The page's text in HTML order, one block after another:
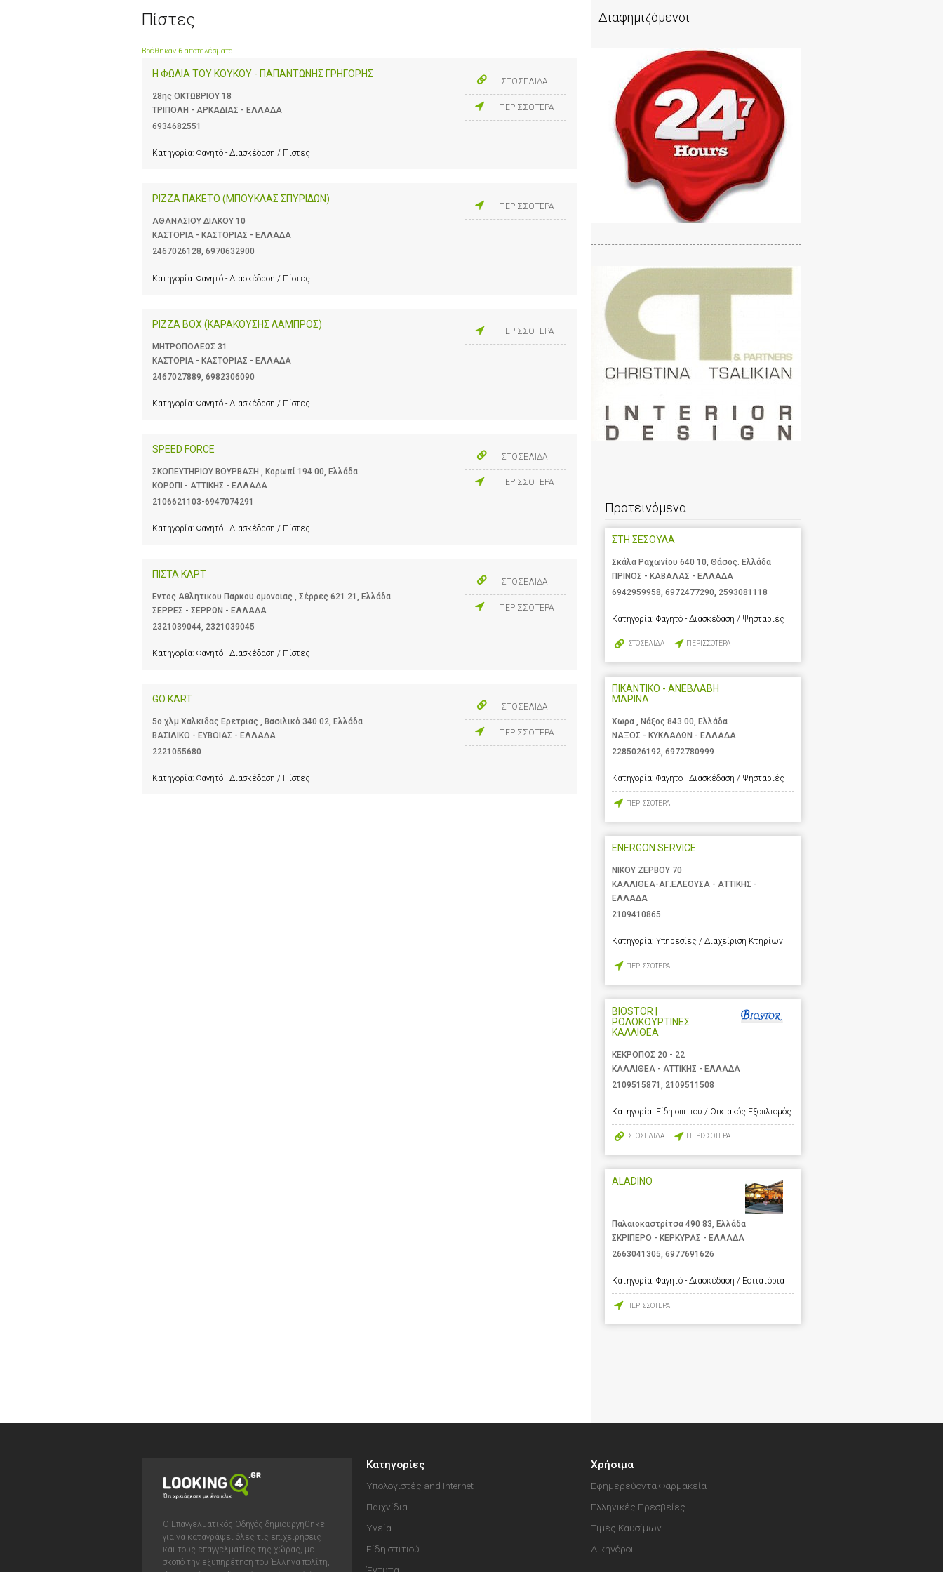
Πίστες
Βρέθηκαν 6 αποτελέσματα
Η ΦΩΛΙΑ ΤΟΥ ΚΟΥΚΟΥ - ΠΑΠΑΝΤΩΝΗΣ ΓΡΗΓΟΡΗΣ
28ης ΟΚΤΩΒΡΙΟΥ 18
ΤΡΙΠΟΛΗ - ΑΡΚΑΔΙΑΣ - ΕΛΛΑΔΑ
6934682551
Κατηγορία: Φαγητό - Διασκέδαση / Πίστες
ΙΣΤΟΣΕΛΙΔΑ
ΠΕΡΙΣΣΟΤΕΡΑ
PIZZA ΠΑΚΕΤΟ (ΜΠΟΥΚΛΑΣ ΣΠΥΡΙΔΩΝ)
ΑΘΑΝΑΣΙΟΥ ΔΙΑΚΟΥ 10
ΚΑΣΤΟΡΙΑ - ΚΑΣΤΟΡΙΑΣ - ΕΛΛΑΔΑ
2467026128, 6970632900
Κατηγορία: Φαγητό - Διασκέδαση / Πίστες
ΠΕΡΙΣΣΟΤΕΡΑ
PIZZA BOX (ΚΑΡΑΚΟΥΣΗΣ ΛΑΜΠΡΟΣ)
ΜΗΤΡΟΠΟΛΕΩΣ 31
ΚΑΣΤΟΡΙΑ - ΚΑΣΤΟΡΙΑΣ - ΕΛΛΑΔΑ
2467027889 6982306090
Κατηγορία: Φαγητό - Διασκέδαση / Πίστες
ΠΕΡΙΣΣΟΤΕΡΑ
SPEED FORCE
ΣΚΟΠΕΥΤΗΡΙΟΥ ΒΟΥΡΒΑΣΗ , Κορωπί 194 00, Ελλάδα
ΚΟΡΩΠΙ - ΑΤΤΙΚΗΣ - ΕΛΛΑΔΑ
2106621103-6947074291
Κατηγορία: Φαγητό - Διασκέδαση / Πίστες
ΙΣΤΟΣΕΛΙΔΑ
ΠΕΡΙΣΣΟΤΕΡΑ
ΠΙΣΤΑ ΚΑΡΤ
Εντος Αθλητικου Παρκου ομονοιας , Σέρρες 621 21, Ελλάδα
ΣΕΡΡΕΣ - ΣΕΡΡΩΝ - ΕΛΛΑΔΑ
2321039044, 2321039045
Κατηγορία: Φαγητό - Διασκέδαση / Πίστες
ΙΣΤΟΣΕΛΙΔΑ
ΠΕΡΙΣΣΟΤΕΡΑ
GO KART
5ο χλμ Χαλκιδας Ερετριας , Βασιλικό 340 02, Ελλάδα
ΒΑΣΙΛΙΚΟ - ΕΥΒΟΙΑΣ - ΕΛΛΑΔΑ
2221055680
Κατηγορία: Φαγητό - Διασκέδαση / Πίστες
ΙΣΤΟΣΕΛΙΔΑ
ΠΕΡΙΣΣΟΤΕΡΑ
Διαφημιζόμενοι
Προτεινόμενα
ΣΤΗ ΣΕΣΟΥΛΑ
Σκάλα Ραχωνίου 640 10, Θάσος. Ελλάδα
ΠΡΙΝΟΣ - ΚΑΒΑΛΑΣ - ΕΛΛΑΔΑ
6942959958 6972477290 2593081118
Κατηγορία: Φαγητό - Διασκέδαση / Ψησταριές
ΙΣΤΟΣΕΛΙΔΑ ΠΕΡΙΣΣΟΤΕΡΑ
ΠΙΚΑΝΤΙΚΟ - ΑΝΕΒΛΑΒΗ
ΜΑΡΙΝΑ
Χωρα , Νάξος 843 00, Ελλάδα
ΝΑΞΟΣ - ΚΥΚΛΑΔΩΝ - ΕΛΛΑΔΑ
2285026192, 6972780999
Κατηγορία: Φαγητό - Διασκέδαση / Ψησταριές
ΠΕΡΙΣΣΟΤΕΡΑ
ENERGON SERVICE
ΝΙΚΟΥ ΖΕΡΒΟΥ 70
ΚΑΛΛΙΘΕΑ-ΑΓ.ΕΛΕΟΥΣΑ - ΑΤΤΙΚΗΣ -
ΕΛΛΑΔΑ
2109410865
Κατηγορία: Υπηρεσίες / Διαχείριση Κτηρίων
ΠΕΡΙΣΣΟΤΕΡΑ
BIOSTOR |
ΡΟΛΟΚΟΥΡΤΙΝΕΣ
ΚΑΛΛΙΘΕΑ
ΚΕΚΡΟΠΟΣ 20 - 22
ΚΑΛΛΙΘΕΑ - ΑΤΤΙΚΗΣ - ΕΛΛΑΔΑ
2109515871
2109511508
Κατηγορία: Είδη σπιτιού / Οικιακός Εξοπλισμός
ΙΣΤΟΣΕΛΙΔΑ ΠΕΡΙΣΣΟΤΕΡΑ
ALADINO
Παλαιοκαστρίτσα 490 83, Ελλάδα
ΣΚΡΙΠΕΡΟ - ΚΕΡΚΥΡΑΣ - ΕΛΛΑΔΑ
2663041305, 6977691626
Κατηγορία: Φαγητό - Διασκέδαση / Εστιατόρια
ΠΕΡΙΣΣΟΤΕΡΑ
Ο Επαγγελματικός Οδηγός δημιουργήθηκε
για να καταγράψει όλες τις επιχειρήσεις
και τους επαγγελματίες της χώρας, με
σκοπό την εξυπηρέτηση του Έλληνα πολίτη,
Κατηγορίες
Υπολογιστές and Internet
Παιχνίδια
Υγεία
Είδη σπιτιού
Χρήσιμα
Εφημερεύοντα Φαρμακεία
Ελληνικές Πρεσβείες
Τιμές Καυσίμων
Δικηγόροι